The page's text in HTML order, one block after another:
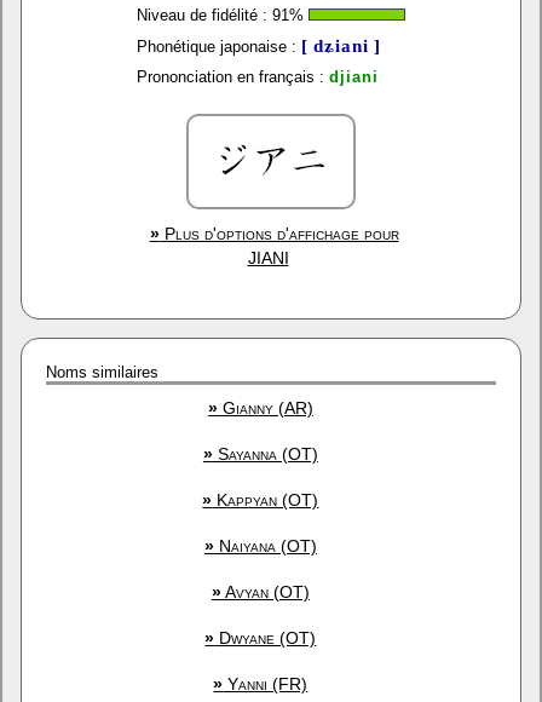
Niveau de fidélité : 91%
Phonétique japonaise : [ dʑiani ]
Prononciation en français : djiani
»Plus d'options d'affichage pour
JIANI
Noms similaires
»Gianny (AR)
»Sayanna (OT)
» Kappyan (OT)
»Naiyana (OT)
»Avyan (OT)
» Dwyane (OT)
» Yanni (FR)